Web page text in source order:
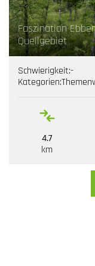
Faszination
Quellgebiet
Schwierigkeit:-
Kategorien:
4.7
km